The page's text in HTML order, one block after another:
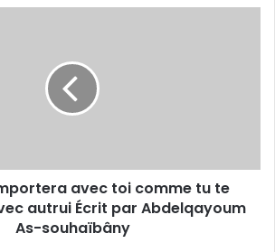
avec toi comme tu te
autrui Écrit par Abdelqayoum
As-souhaïbâny